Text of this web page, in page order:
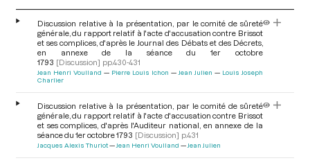
Discussion relative à la présentation, par le comité de sûreté
générale, du rapport relatif à l'acte d'accusation contre Brissot
et ses complices, d'après le Journal des Débats et des Décrets,
en annexe de la séance du 1er octobre
1793 [Discussion] pp.430-431
Jean Henri Voulland Pierre Louis Ichon Jean Julien
Louis Joseph
Charlier
Discussion relative à la présentation, par le comité de sûreté
générale, du rapport relatif à l'acte d'accusation contre Brissot
et ses complices, d'après l'Auditeur national, en annexe de la
séance du 1er octobre 1793 [Discussion] p.431
Jacques Alexis Thuriot Jean Henri Voulland Jean Julien